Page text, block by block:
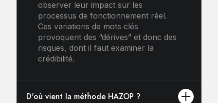
observer leur impact sur les
processus de fonctionnement réel.
Ces variations de mots clés
provoquent des “dérives” et donc des
risques, dont il faut examiner la
crédibilité.
D'où vient la méthode HAZOP ?